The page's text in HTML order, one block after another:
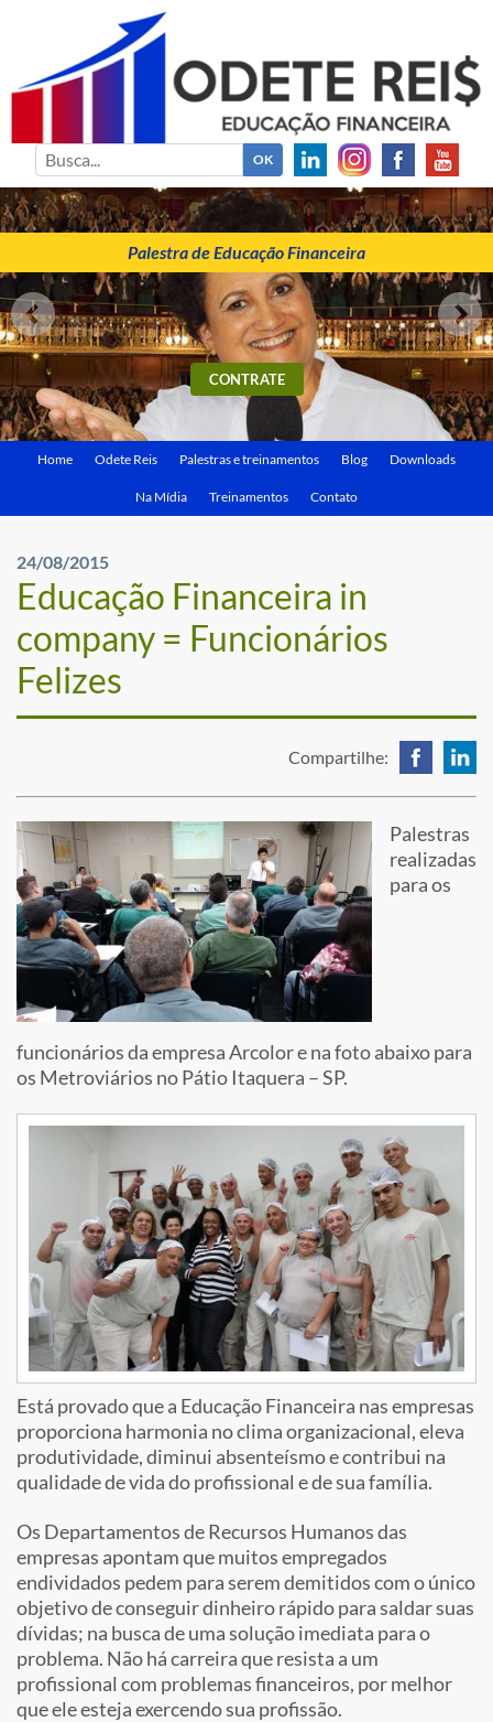
ODETE REIS
Palestrante de Educação Financeira
Palestra de Educação Financeira
CONTRATE
Home Odete Reis Palestras e treinamentos Blog Downloads
Na Mídia Treinamentos Contato
24/08/2015
Educação Financeira in
company = Funcionários
Felizes
Compartilhe:
Palestras
realizadas
para os
funcionários da empresa Arcolor e na foto abaixo para
os Metroviários no Pátio Itaquera – SP.
Está provado que a Educação Financeira nas empresas
proporciona harmonia no clima organizacional, eleva
produtividade, diminui absenteísmo e contribui na
qualidade de vida do profissional e de sua família.
Os Departamentos de Recursos Humanos das
empresas apontam que muitos empregados
endividados pedem para serem demitidos com o único
objetivo de conseguir dinheiro rápido para saldar suas
dívidas; na busca de uma solução imediata para o
problema. Não há carreira que resista a um
profissional com problemas financeiros, por melhor
que ele esteja exercendo sua profissão.